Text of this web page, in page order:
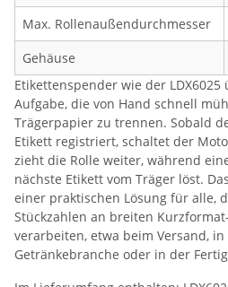
Max. Rollenaußendurchmesser
Gehäuse
Etikettenspender wie der
Aufgabe, die von Hand schnell
Trägerpapier zu trennen. Sobald
Etikett registriert, schaltet der
zieht die Rolle weiter, während
nächste Etikett vom Träger löst.
einer praktischen Lösung für alle,
Stückzahlen an breiten
verarbeiten, etwa beim Versand,
Getränkebranche oder in der